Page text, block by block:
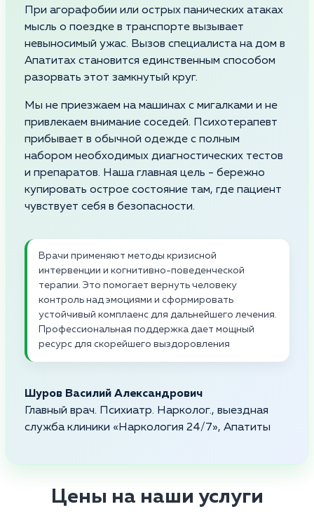
При агорафобии или острых панических атаках
мысль о поездке в транспорте вызывает
невыносимый ужас. Вызов специалиста на дом в
Апатитах становится единственным способом
разорвать этот замкнутый круг.
Мы не приезжаем на машинах с мигалками и не
привлекаем внимание соседей. Психотерапевт
прибывает в обычной одежде с полным
набором необходимых диагностических тестов
и препаратов. Наша главная цель - бережно
купировать острое состояние там, где пациент
чувствует себя в безопасности.
Врачи применяют методы кризисной
интервенции и когнитивно-поведенческой
терапии. Это помогает вернуть человеку
контроль над эмоциями и сформировать
устойчивый комплаенс для дальнейшего лечения.
Профессиональная поддержка дает мощный
ресурс для скорейшего выздоровления
Шуров Василий Александрович
Главный врач. Психиатр. Нарколог., выездная
служба клиники «Наркология 24/7», Апатиты
Цены на наши услуги